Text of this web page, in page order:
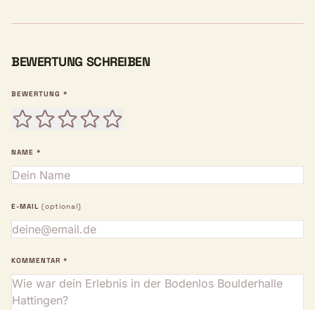
BEWERTUNG SCHREIBEN
BEWERTUNG *
NAME *
E-MAIL (optional)
KOMMENTAR *